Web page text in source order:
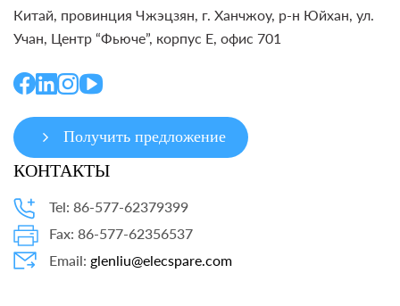
Китай, провинция Чжэцзян, г. Ханчжоу, р-н Юйхан, ул.
Учан, Центр “Фьюче”, корпус E, офис 701
Получить предложение
КОНТАКТЫ
Tel: 86-577-62379399
Fax: 86-577-62356537
Email: glenliu@elecspare.com